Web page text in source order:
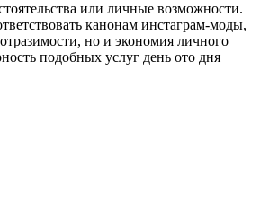
или личные возможности.
канонам инстаграм-моды,
но и экономия личного
подобных услуг день ото дня